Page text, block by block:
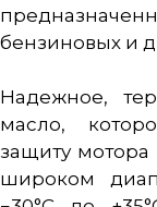
бензиновых и
Надежное,
масло,
защиту
широком